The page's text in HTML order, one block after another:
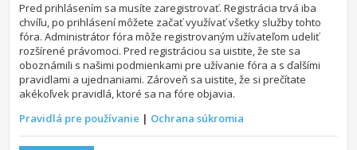
Pred prihlásením sa musíte zaregistrovať. Registrácia trvá iba
chvíľu, po prihlásení môžete začať využívať všetky služby tohto
fóra. Administrátor fóra môže registrovaným užívateľom udeliť
rozšírené právomoci. Pred registráciou sa uistite, že ste sa
oboznámili s našimi podmienkami pre užívanie fóra a s ďalšími
pravidlami a ujednaniami. Zároveň sa uistite, že si prečítate
akékoľvek pravidlá, ktoré sa na fóre objavia.
Pravidlá pre používanie | Ochrana súkromia